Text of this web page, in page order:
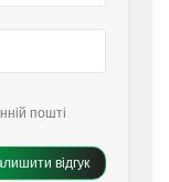
пошті
відгук